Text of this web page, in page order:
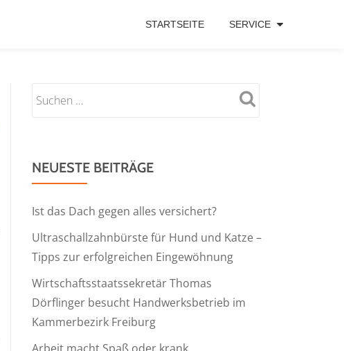
STARTSEITE SERVICE
NEUESTE BEITRÄGE
Ist das Dach gegen alles versichert?
Ultraschallzahnbürste für Hund und Katze –
Tipps zur erfolgreichen Eingewöhnung
Wirtschaftsstaatssekretär Thomas
Dörflinger besucht Handwerksbetrieb im
Kammerbezirk Freiburg